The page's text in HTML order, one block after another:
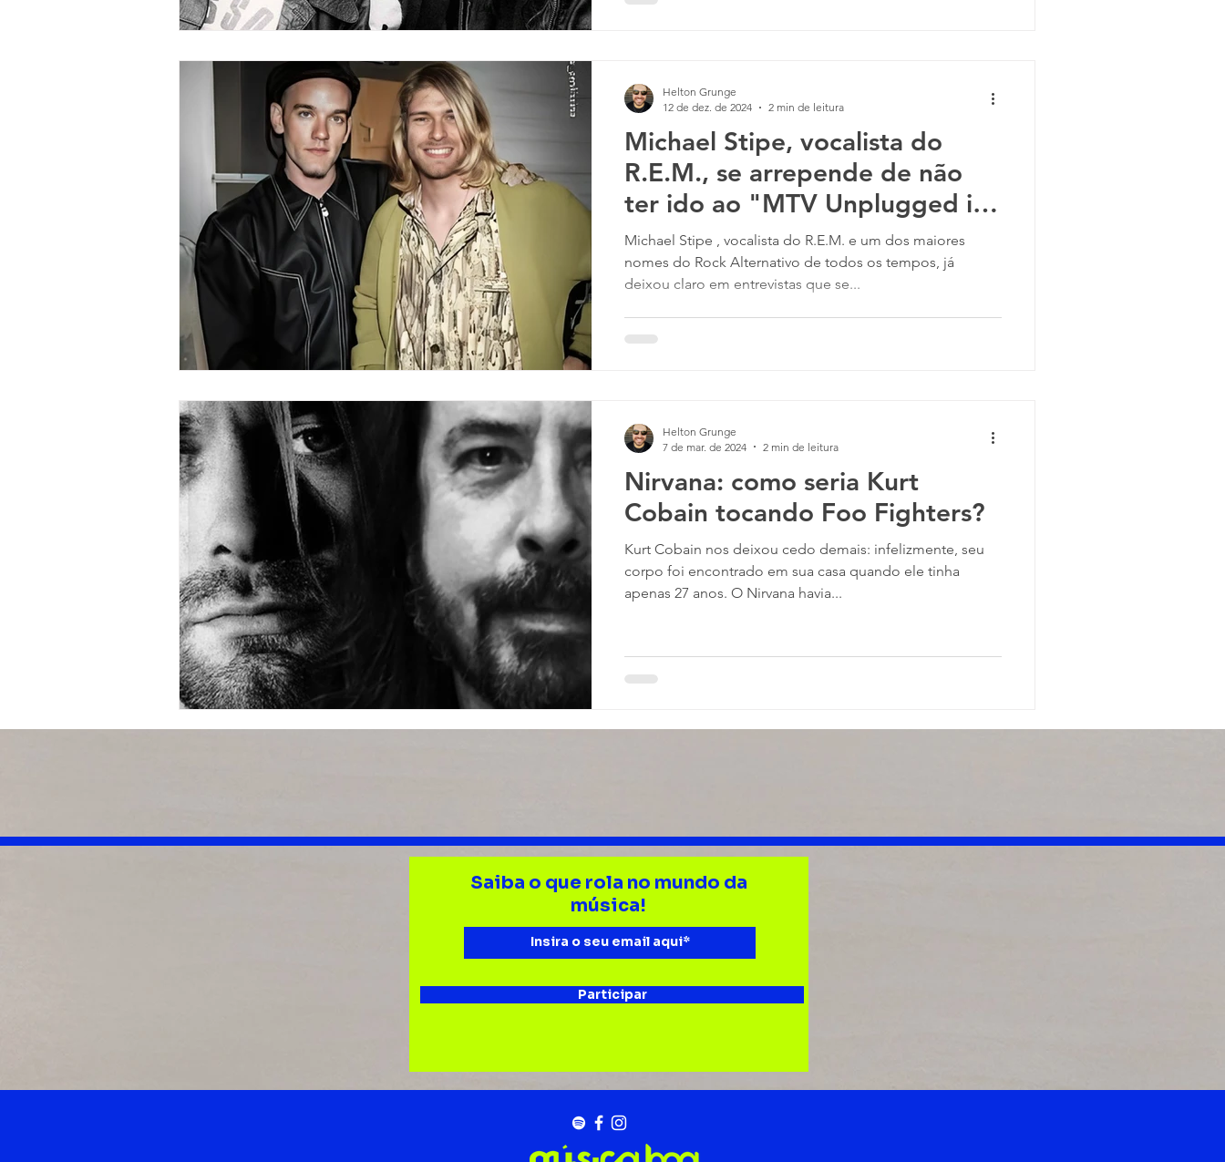
pareceu perceber isso há mais de 30 anos quando lançou
ao refrão, desc
Michael Stipe, vocalista do
R.E.M., se arrepende de não
ter ido ao "MTV Unplugged in
New York" do Nirvana
Michael Stipe , vocalista do R.E.M. e um dos maiores
nomes do Rock Alternativo de todos os tempos, já
deixou claro em entrevistas que se...
Helton Grunge
12 de dez. de 2024
2 min de leitura
Nirvana: como seria Kurt
Cobain tocando Foo Fighters?
Kurt Cobain nos deixou cedo demais: infelizmente, seu
corpo foi encontrado em sua casa quando ele tinha
apenas 27 anos. O Nirvana havia...
Helton Grunge
7 de mar. de 2024
2 min de leitura
Saiba o que rola no mundo da
música!
Participar